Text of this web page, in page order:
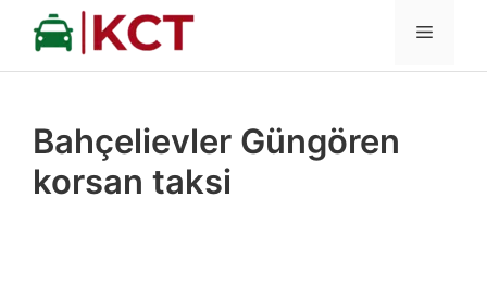
İçeriğe
MENÜ
Bahçelievler Güngören
korsan taksi